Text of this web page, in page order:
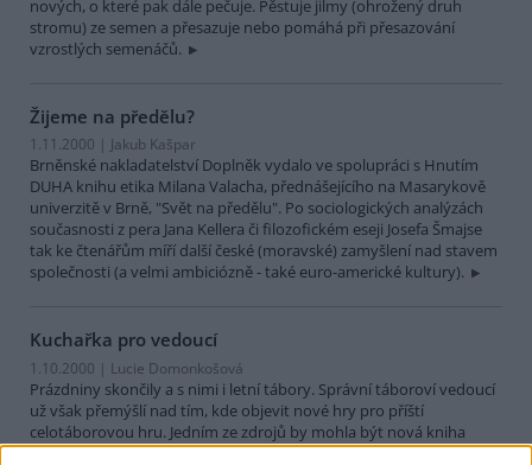
nových, o které pak dále pečuje. Pěstuje jilmy (ohrožený druh
stromu) ze semen a přesazuje nebo pomáhá při přesazování
vzrostlých semenáčů.
Žijeme na předělu?
1.11.2000 | Jakub Kašpar
Brněnské nakladatelství Doplněk vydalo ve spolupráci s Hnutím
DUHA knihu etika Milana Valacha, přednášejícího na Masarykově
univerzitě v Brně, "Svět na předělu". Po sociologických analýzách
současnosti z pera Jana Kellera či filozofickém eseji Josefa Šmajse
tak ke čtenářům míří další české (moravské) zamyšlení nad stavem
společnosti (a velmi ambiciózně - také euro-americké kultury).
Kuchařka pro vedoucí
1.10.2000 | Lucie Domonkošová
Prázdniny skončily a s nimi i letní tábory. Správní táboroví vedoucí
už však přemýšlí nad tím, kde objevit nové hry pro příští
celotáborovou hru. Jedním ze zdrojů by mohla být nová kniha
Jiřího Choura s příznačným názvem "Receptář her". Jde o soubor